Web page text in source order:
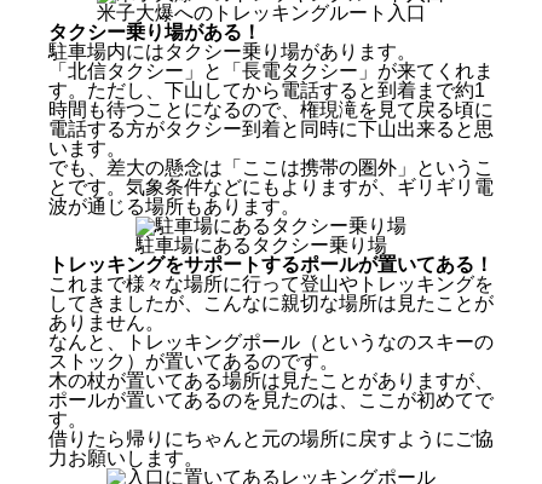
米子大爆へのトレッキングルート入口
タクシー乗り場がある！
駐車場内にはタクシー乗り場があります。
「北信タクシー」と「長電タクシー」が来てくれま
す。ただし、下山してから電話すると到着まで約1
時間も待つことになるので、権現滝を見て戻る頃に
電話する方がタクシー到着と同時に下山出来ると思
います。
でも、差大の懸念は「ここは携帯の圏外」というこ
とです。気象条件などにもよりますが、ギリギリ電
波が通じる場所もあります。
駐車場にあるタクシー乗り場
トレッキングをサポートするポールが置いてある！
これまで様々な場所に行って登山やトレッキングを
してきましたが、こんなに親切な場所は見たことが
ありません。
なんと、トレッキングポール（というなのスキーの
ストック）が置いてあるのです。
木の杖が置いてある場所は見たことがありますが、
ポールが置いてあるのを見たのは、ここが初めてで
す。
借りたら帰りにちゃんと元の場所に戻すようにご協
力お願いします。